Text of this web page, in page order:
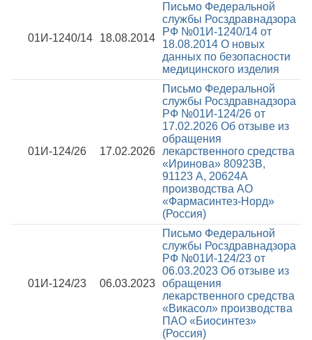
01И-1240/14 18.08.2014
Письмо Федеральной
службы Росздравнадзора
РФ №01И-1240/14 от
18.08.2014 О новых
данных по безопасности
медицинского изделия
01И-124/26 17.02.2026
Письмо Федеральной
службы Росздравнадзора
РФ №01И-124/26 от
17.02.2026 Об отзыве из
обращения
лекарственного средства
«Иринова» 80923В,
91123 А, 20624А
производства АО
«Фармасинтез-Норд»
(Россия)
01И-124/23 06.03.2023
Письмо Федеральной
службы Росздравнадзора
РФ №01И-124/23 от
06.03.2023 Об отзыве из
обращения
лекарственного средства
«Викасол» производства
ПАО «Биосинтез»
(Россия)